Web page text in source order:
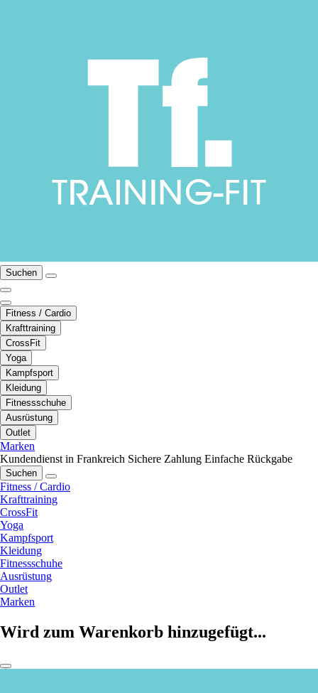
Suchen
Fitness / Cardio
Krafttraining
CrossFit
Yoga
Kampfsport
Kleidung
Fitnessschuhe
Ausrüstung
Outlet
Marken
Kundendienst in Frankreich Sichere Zahlung Einfache Rückgabe
Suchen
Fitness / Cardio
Krafttraining
CrossFit
Yoga
Kampfsport
Kleidung
Fitnessschuhe
Ausrüstung
Outlet
Marken
Wird zum Warenkorb hinzugefügt...